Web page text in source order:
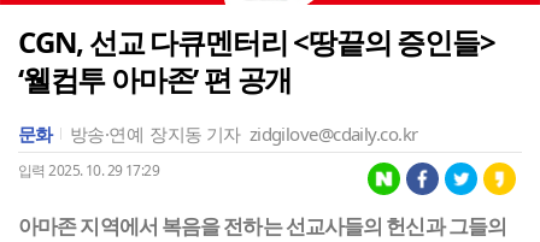
CGN, 선교 다큐멘터리 <땅끝의 증인들>
‘웰컴투 아마존’ 편 공개
문화 방송·연예 장지동 기자 zidgilove@cdaily.co.kr
입력 2025. 10. 29 17:29
아마존 지역에서 복음을 전하는 선교사들의 헌신과 그들의